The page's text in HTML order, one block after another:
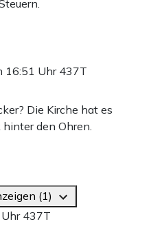
16:51 Uhr 437T
Die Kirche hat es
den Ohren.
(1)
437T